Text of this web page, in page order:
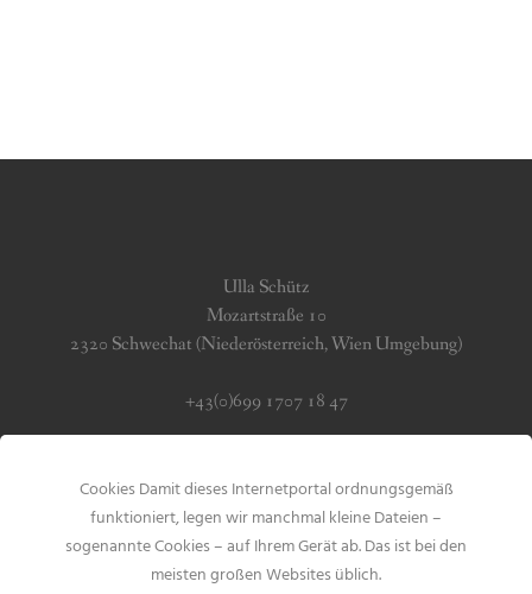
Ulla Schütz
Mozartstraße 10
2320 Schwechat (Niederösterreich, Wien Umgebung)
+43(0)699 1707 18 47
Impressum & Datenschutz
Cookies Damit dieses Internetportal ordnungsgemäß
funktioniert, legen wir manchmal kleine Dateien –
sogenannte Cookies – auf Ihrem Gerät ab. Das ist bei den
meisten großen Websites üblich.